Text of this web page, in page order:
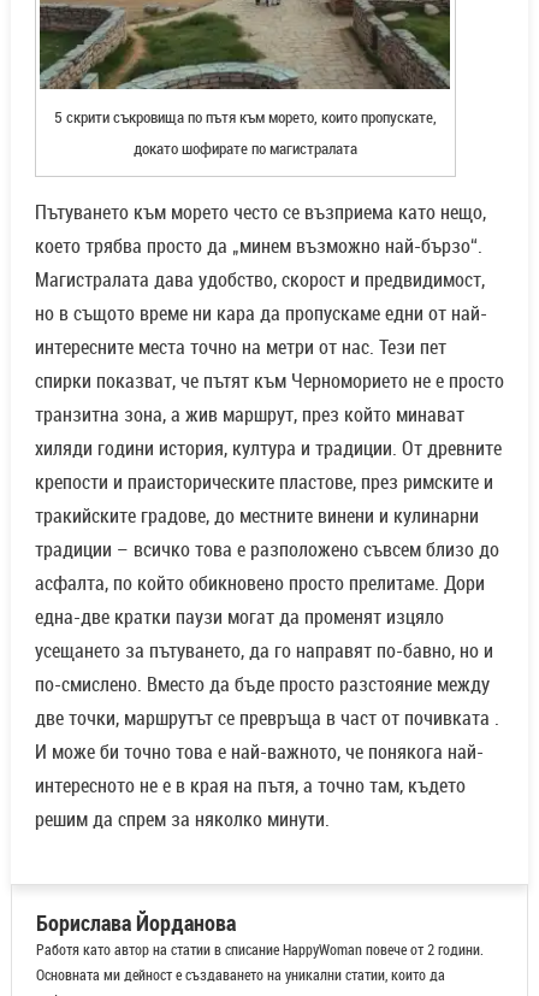
5 скрити съкровища по пътя към морето, които пропускате,
докато шофирате по магистралата
Пътуването към морето често се възприема като нещо,
което трябва просто да „минем възможно най-бързо“.
Магистралата дава удобство, скорост и предвидимост,
но в същото време ни кара да пропускаме едни от най-
интересните места точно на метри от нас. Тези пет
спирки показват, че пътят към Черноморието не е просто
транзитна зона, а жив маршрут, през който минават
хиляди години история, култура и традиции. От древните
крепости и праисторическите пластове, през римските и
тракийските градове, до местните винени и кулинарни
традиции – всичко това е разположено съвсем близо до
асфалта, по който обикновено просто прелитаме. Дори
една-две кратки паузи могат да променят изцяло
усещането за пътуването, да го направят по-бавно, но и
по-смислено. Вместо да бъде просто разстояние между
две точки, маршрутът се превръща в част от почивката .
И може би точно това е най-важното, че понякога най-
интересното не е в края на пътя, а точно там, където
решим да спрем за няколко минути.
Борислава Йорданова
Работя като автор на статии в списание HappyWoman повече от 2 години.
Основната ми дейност е създаването на уникални статии, които да